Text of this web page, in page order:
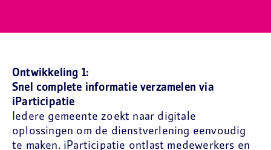
Ontwikkeling 1:
Snel complete informatie verzamelen via
iParticipatie
Iedere gemeente zoekt naar digitale
oplossingen om de dienstverlening eenvoudig
te maken. iParticipatie ontlast medewerkers en